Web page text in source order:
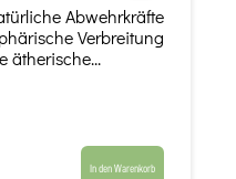
Abwehrkräfte
Verbreitung
ätherische...
In den Warenkorb